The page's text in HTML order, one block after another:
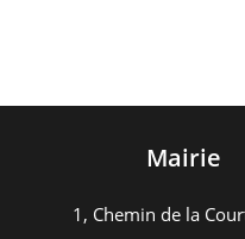
Mairie
1, Chemin de la